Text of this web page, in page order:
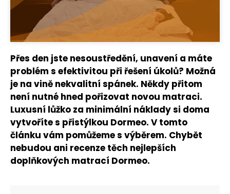
Přes den jste nesoustředění, unavení a máte
problém s efektivitou při řešení úkolů? Možná
je na vině nekvalitní spánek. Někdy přitom
není nutné hned pořizovat novou matraci.
Luxusní lůžko za minimální náklady si doma
vytvoříte s přistýlkou Dormeo. V tomto
článku vám pomůžeme s výběrem. Chybět
nebudou ani recenze těch nejlepších
doplňkových matrací Dormeo.